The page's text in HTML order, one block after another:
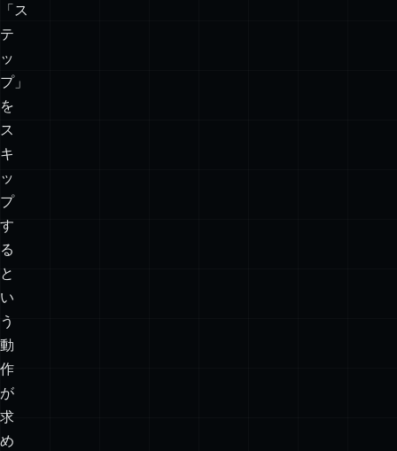
「ス
テ
ッ
プ」
を
ス
キ
ッ
プ
す
る
と
い
う
動
作
が
求
め